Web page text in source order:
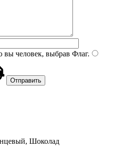
вы человек, выбрав Флаг.
Шоколад